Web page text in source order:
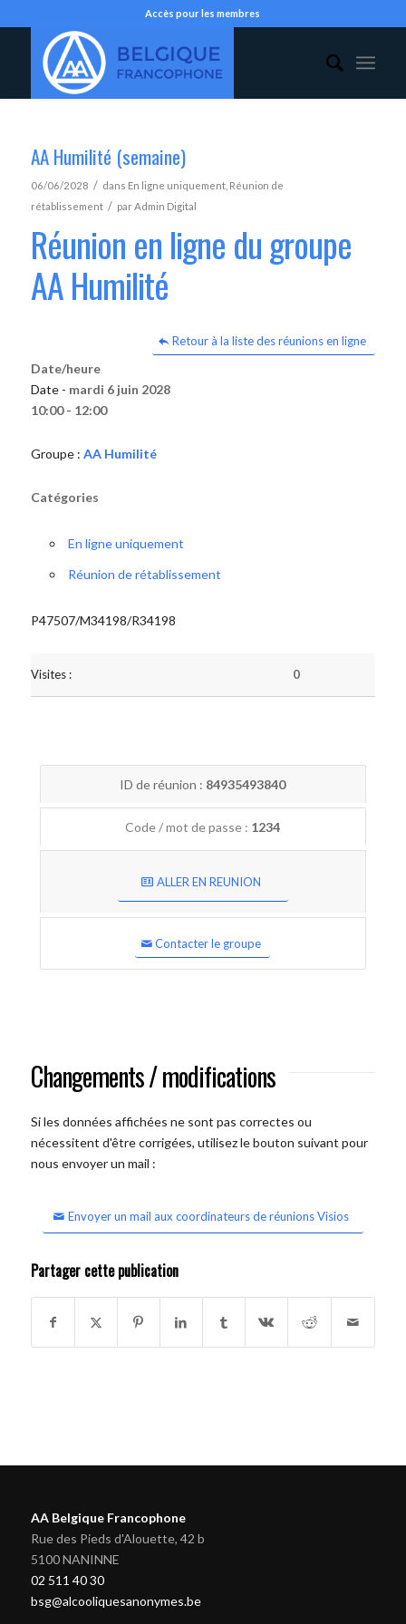
Accès pour les membres
AA Humilité (semaine)
06/06/2028 / dans En ligne uniquement, Réunion de
rétablissement / parAdmin Digital
Réunion en ligne du groupe
AA Humilité
Retour à la liste des réunions en ligne
Date/heure
Date - mardi 6 juin 2028
10:00 - 12:00
Groupe : AA Humilité
Catégories
En ligne uniquement
Réunion de rétablissement
P47507/M34198/R34198
Visites : 0
ID de réunion : 84935493840
Code / mot de passe : 1234
ALLER EN REUNION
Contacter le groupe
Changements / modifications
Si les données affichées ne sont pas correctes ou
nécessitent d'être corrigées, utilisez le bouton suivant pour
nous envoyer un mail :
Envoyer un mail aux coordinateurs de réunions Visios
Partager cette publication
AA Belgique Francophone
Rue des Pieds d'Alouette, 42 b
5100 NANINNE
02 511 40 30
bsg@alcooliquesanonymes.be